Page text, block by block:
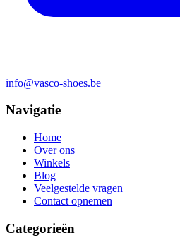
info@vasco-shoes.be
Navigatie
Home
Over ons
Winkels
Blog
Veelgestelde vragen
Contact opnemen
Categorieën